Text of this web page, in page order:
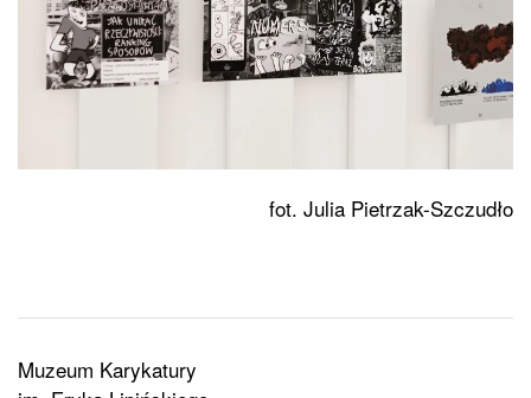
fot. Julia Pietrzak-Szczudło
Muzeum Karykatury